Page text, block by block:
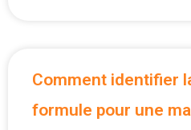
Comment identifier
formule pour une